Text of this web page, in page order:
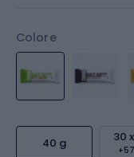
Colore
40 g 30